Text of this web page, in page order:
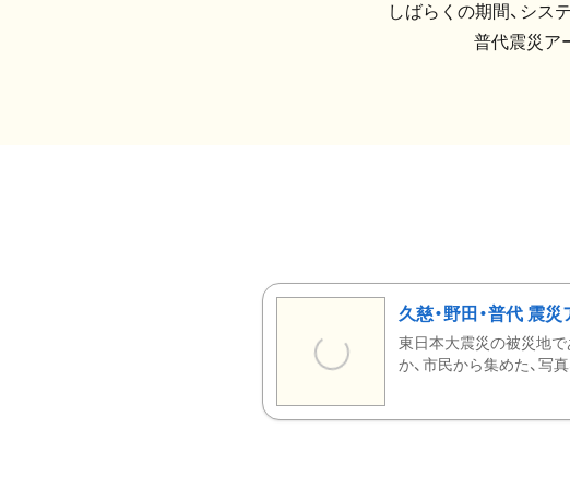
しばらくの期間、シス
普代震災ア
久慈・野田・普代 震
東日本大震災の被災地で
か、市民から集めた、写